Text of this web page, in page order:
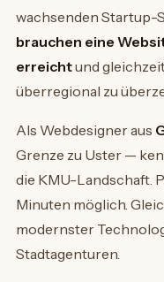
wachsenden Startup-
brauchen eine
erreichtund
überregional zu
Als Webdesigner aus
Grenze zu Uster —
die KMU-Landschaft.
Minuten möglich.
modernster
Stadtagenturen.